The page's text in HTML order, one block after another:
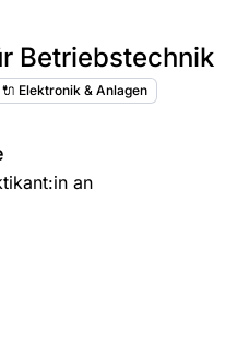
Betriebstechnik
🔌 Elektronik & Anlagen
an